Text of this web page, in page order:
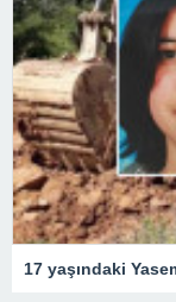
17 yaşındaki